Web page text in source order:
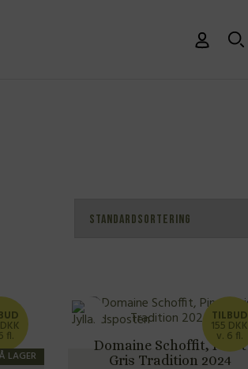
LAGER
fl.
Domaine Schoffit, Pinot
Gris Tradition 2024
TILBUD
155 DKK
v. 6 fl.